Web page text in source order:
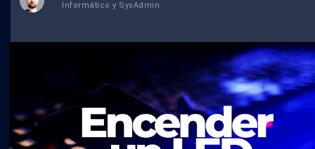
Informático y SysAdmin